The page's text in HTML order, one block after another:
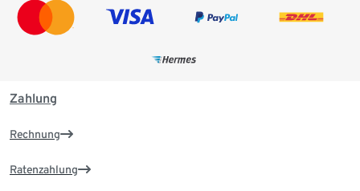
Zahlung
Rechnung
Ratenzahlung